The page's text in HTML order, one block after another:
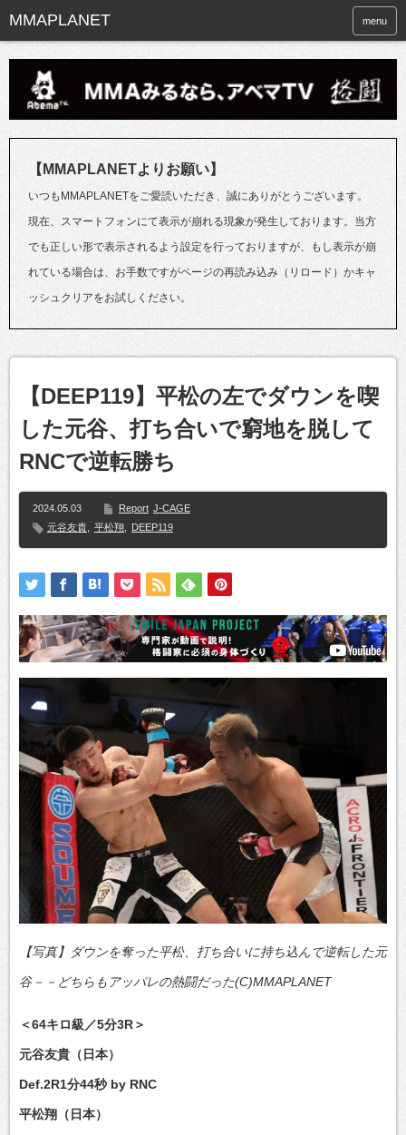
menu
【MMAPLANETよりお願い】
いつもMMAPLANETをご愛読いただき、誠にありがとうございます。
現在、スマートフォンにて表示が崩れる現象が発生しております。当方
でも正しい形で表示されるよう設定を行っておりますが、もし表示が崩
れている場合は、お手数ですがページの再読み込み（リロード）かキャ
ッシュクリアをお試しください。
【DEEP119】平松の左でダウンを喫
した元谷、打ち合いで窮地を脱して
RNCで逆転勝ち
2024.05.03 Report J-CAGE
元谷友貴
平松翔 DEEP119
【写真】ダウンを奪った平松、打ち合いに持ち込んで逆転した元
谷－－どちらもアッパレの熱闘だった(C)MMAPLANET
＜64キロ級／5分3R＞
元谷友貴（日本）
Def.2R1分44秒 by RNC
平松翔（日本）